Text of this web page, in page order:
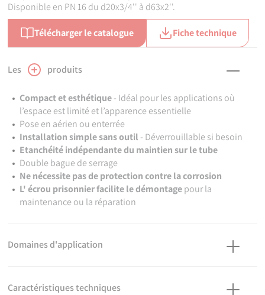
Disponible en PN 16 du d20x3/4'' à d63x2''.
Télécharger le catalogue Fiche technique
Les produits
Compact et esthétique- Idéal pour les applications où
l’espace est limité et l’apparence essentielle
Pose en aérien ou enterrée
Installation simple sans outil - Déverrouillable si besoin
Etanchéité indépendante du maintien sur le tube
Double bague de serrage
Ne nécessite pas de protection contre la corrosion
L' écrou prisonnier facilite le démontagepour la
maintenance ou la réparation
Domaines d'application
Température du fluide : max 40°C, détimbrage à partir de 20°C.
Caractéristiques techniques